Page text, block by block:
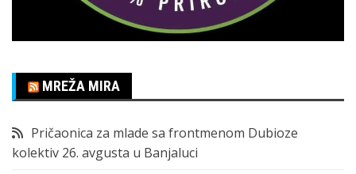
MREŽA MIRA
Pričaonica za mlade sa frontmenom Dubioze
kolektiv 26. avgusta u Banjaluci